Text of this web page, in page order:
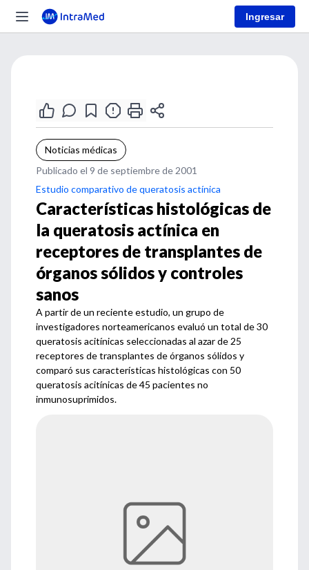
Ingresar
Noticias médicas
Publicado el 9 de septiembre de 2001
Estudio comparativo de queratosis actínica
Características histológicas de
la queratosis actínica en
receptores de transplantes de
órganos sólidos y controles
sanos
A partir de un reciente estudio, un grupo de
investigadores norteamericanos evaluó un total de 30
queratosis acitínicas seleccionadas al azar de 25
receptores de transplantes de órganos sólidos y
comparó sus características histológicas con 50
queratosis acitínicas de 45 pacientes no
inmunosuprimidos.